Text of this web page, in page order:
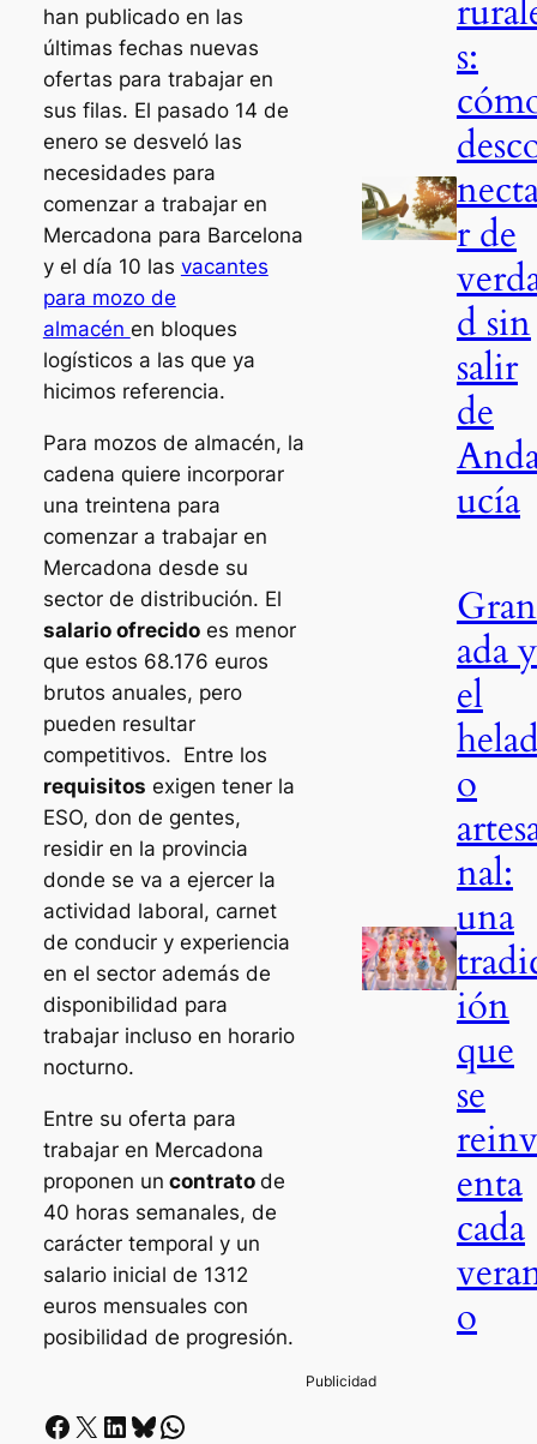
han publicado en las
últimas fechas nuevas
ofertas para trabajar en
sus filas. El pasado 14 de
enero se desveló las
necesidades para
comenzar a trabajar en
Mercadona para Barcelona
y el día 10 las vacantes
para mozo de
almacén en bloques
logísticos a las que ya
hicimos referencia.
Para mozos de almacén, la
cadena quiere incorporar
una treintena para
comenzar a trabajar en
Mercadona desde su
sector de distribución. El
salario ofrecidoes menor
que estos 68.176 euros
brutos anuales, pero
pueden resultar
competitivos. Entre los
requisitos exigen tener la
ESO, don de gentes,
residir en la provincia
donde se va a ejercer la
actividad laboral, carnet
de conducir y experiencia
en el sector además de
disponibilidad para
trabajar incluso en horario
nocturno.
Entre su oferta para
trabajar en Mercadona
proponen un contrato de
40 horas semanales, de
carácter temporal y un
salario inicial de 1312
euros mensuales con
posibilidad de progresión.
Facebook X LinkedIn Bluesky Whatsapp
s:
r de
d sin
salir
de
ucía
Gran
ada y
el
o
nal:
una
ión
que
se
reinv
enta
cada
o